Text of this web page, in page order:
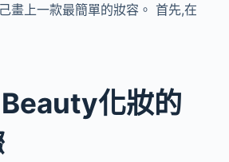
畫上一款最簡單的妝容。 首先,在
化妝的